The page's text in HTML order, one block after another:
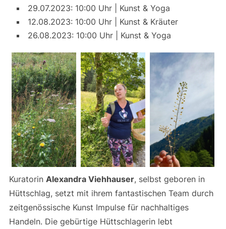
29.07.2023: 10:00 Uhr | Kunst & Yoga
12.08.2023: 10:00 Uhr | Kunst & Kräuter
26.08.2023: 10:00 Uhr | Kunst & Yoga
Kuratorin Alexandra Viehhauser, selbst geboren in
Hüttschlag, setzt mit ihrem fantastischen Team durch
zeitgenössische Kunst Impulse für nachhaltiges
Handeln. Die gebürtige Hüttschlagerin lebt